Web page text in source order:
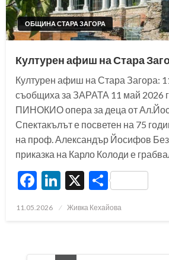
ОБЩИНА СТАРА ЗАГОРА
Културен афиш на Стара
Културен афиш на Стара Загора:
съобщиха за ЗАРАТА 11 май 2026
ПИНОКИО опера за деца от
Спектакълът е посветен на 75
на проф. Александър Йосифов
приказка на Карло Колоди е
Facebook
LinkedIn
X Share
Posted
11.05.2026 Живка Кехайова
Разделяне